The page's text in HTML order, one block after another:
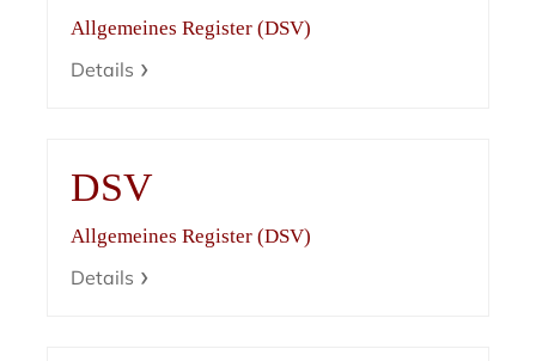
Allgemeines Register (DSV)
Details
DSV
Allgemeines Register (DSV)
Details